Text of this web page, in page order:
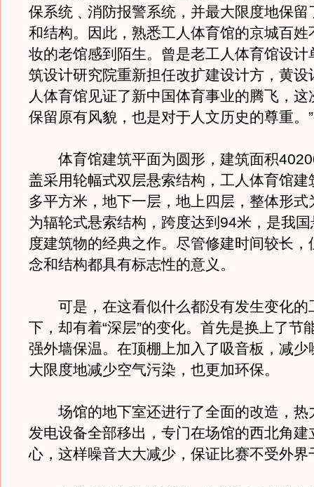
保系统﹑消防报警系统，并最大限度地保留
和结构。因此，熟悉工人体育馆的京城百姓
妆的老馆感到陌生。曾是老工人体育馆设计
筑设计研究院重新担任改扩建设计方，黄设
人体育馆见证了新中国体育事业的腾飞，这
保留原有风貌，也是对于人文历史的尊重。”
体育馆建筑平面为圆形，建筑面积
盖采用轮幅式双层悬索结构，工人体育馆建
多平方米，地下一层，地上四层，整体形式
为辐轮式悬索结构，跨度达到94米，是我
度建筑物的经典之作。尽管修建时间较长，
念和结构都具有标志性的意义。
可是，在这看似什么都没有发生变化的
下，却有着“深层”的变化。首先是换上了节
强外墙保温。在顶棚上加入了吸音板，减少
大限度地减少空气污染，也更加环保。
场馆的地下室还进行了全面的改造，热
发电设备全部移出，专门在场馆的西北角建
心，这样噪音大大减少，保证比赛不受外界